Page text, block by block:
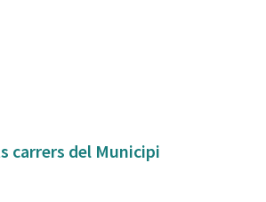
carrers del Municipi